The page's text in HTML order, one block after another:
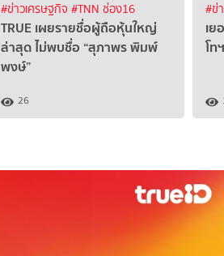
#ข่าวเศรษฐกิจ #TNN ช่อง16
TRUE เผยรายชื่อผู้ถือหุ้นใหญ่
ล่าสุด ไม่พบชื่อ “สุภาพร พิมพ์
พงษ์”
26
#ข่
เย
โท